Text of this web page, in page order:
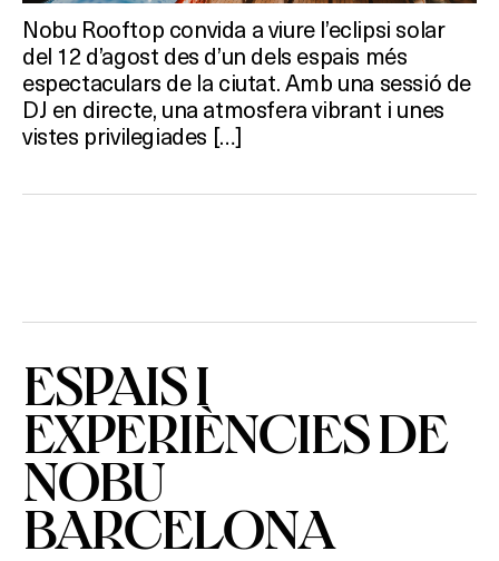
SALES
Activitats
Nobu Rooftop convida a viure l’eclipsi solar
del 12 d’agost des d’un dels espais més
espectaculars de la ciutat. Amb una sessió de
DJ en directe, una atmosfera vibrant i unes
vistes privilegiades […]
ESPAIS I
EXPERIÈNCIES DE
NOBU
BARCELONA